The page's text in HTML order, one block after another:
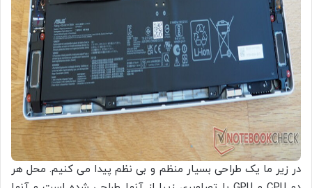
در زیر ما یک طراحی بسیار منظم و بی نظم پیدا می کنیم. محل هر